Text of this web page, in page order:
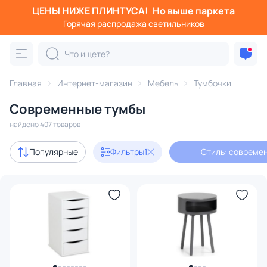
ЦЕНЫ НИЖЕ ПЛИНТУСА! Но выше паркета
Горячая распродажа светильников
Главная Интернет-магазин Мебель Тумбочки
Современные тумбы
найдено 407 товаров
Популярные Фильтры1 Стиль:
Фильтры
Категория:
ТВ-тумбы современные
Акции 77
132